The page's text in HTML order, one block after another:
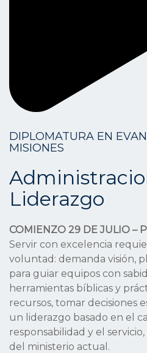
DIPLOMATURA EN
MISIONES
Liderazgo
COMIENZO 29 DE JULIO –
Servir con excelencia
voluntad: demanda visión,
para guiar equipos con
herramientas bíblicas y
recursos, tomar decisiones
un liderazgo basado en el
responsabilidad y el
del ministerio actual.